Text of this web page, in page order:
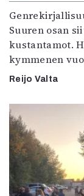
Suuren osan
kustantamot.
kymmenen
Reijo Valta